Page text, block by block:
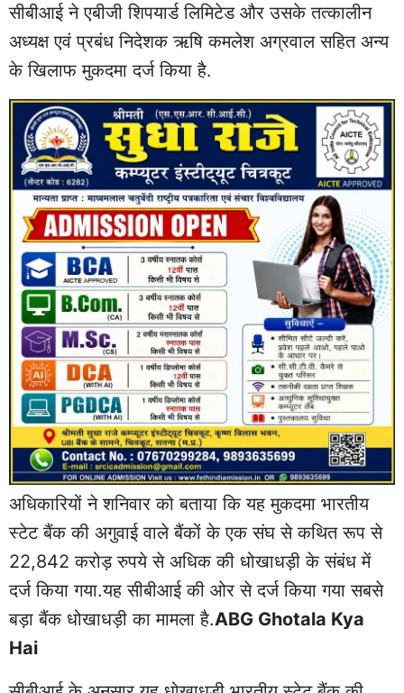
सीबीआई ने एबीजी शिपयार्ड लिमिटेड और उसके तत्कालीन
अध्यक्ष एवं प्रबंध निदेशक ऋषि कमलेश अग्रवाल सहित अन्य
के खिलाफ मुकदमा दर्ज किया है.
अधिकारियों ने शनिवार को बताया कि यह मुकदमा भारतीय
स्टेट बैंक की अगुवाई वाले बैंकों के एक संघ से कथित रूप से
22,842 करोड़ रुपये से अधिक की धोखाधड़ी के संबंध में
दर्ज किया गया.यह सीबीआई की ओर से दर्ज किया गया सबसे
बड़ा बैंक धोखाधड़ी का मामला है.ABG Ghotala Kya
Hai